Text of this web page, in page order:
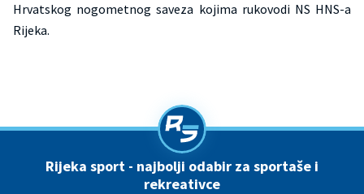
Hrvatskog nogometnog saveza kojima rukovodi NS HNS-a
Rijeka.
Rijeka sport - najbolji odabir za sportaše i
rekreativce